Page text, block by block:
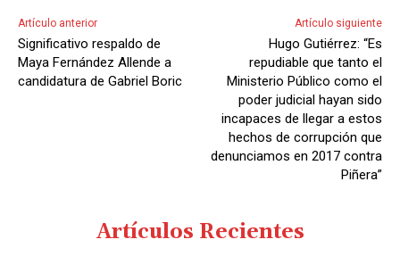
d
i
o
Artículo anterior
Significativo respaldo de
Maya Fernández Allende a
candidatura de Gabriel Boric
Artículo siguiente
Hugo Gutiérrez: “Es
repudiable que tanto el
Ministerio Público como el
poder judicial hayan sido
incapaces de llegar a estos
hechos de corrupción que
denunciamos en 2017 contra
Piñera”
Artículos Recientes